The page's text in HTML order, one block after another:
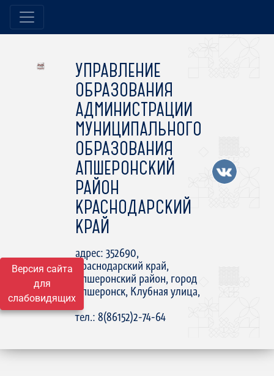
Версия сайта
для
слабовидящих
УПРАВЛЕНИЕ
ОБРАЗОВАНИЯ
АДМИНИСТРАЦИИ
МУНИЦИПАЛЬНОГО
ОБРАЗОВАНИЯ
АПШЕРОНСКИЙ
РАЙОН
КРАСНОДАРСКИЙ
КРАЙ
адрес: 352690,
Краснодарский край,
Апшеронский район, город
Апшеронск, Клубная улица,
15
тел.: 8(86152)2-74-64